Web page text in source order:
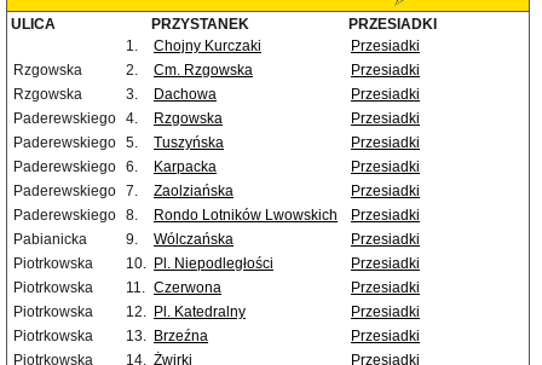
ULICA PRZYSTANEK
PRZESIADKI
1.
Chojny Kurczaki
Przesiadki
Rzgowska
2. Cm. Rzgowska
Przesiadki
Rzgowska
3. Dachowa
Przesiadki
Paderewskiego 4. Rzgowska
Przesiadki
Paderewskiego 5. Tuszyńska
Przesiadki
Paderewskiego 6. Karpacka
Przesiadki
Paderewskiego 7. Zaolziańska
Przesiadki
Paderewskiego 8. Rondo Lotników Lwowskich
Przesiadki
Pabianicka
9. Wólczańska
Przesiadki
Piotrkowska
10. Pl. Niepodległości
Przesiadki
Piotrkowska
11. Czerwona
Przesiadki
Piotrkowska
12. Pl. Katedralny
Przesiadki
Piotrkowska
13. Brzeźna
Przesiadki
Piotrkowska
14. Żwirki
Przesiadki